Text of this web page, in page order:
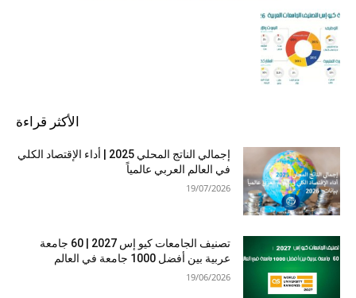
الأكثر قراءة
إجمالي الناتج المحلي 2025 | أداء الإقتصاد الكلي
في العالم العربي عالمياً
19/07/2026
تصنيف الجامعات كيو إس 2027 | 60 جامعة
عربية بين أفضل 1000 جامعة في العالم
19/06/2026